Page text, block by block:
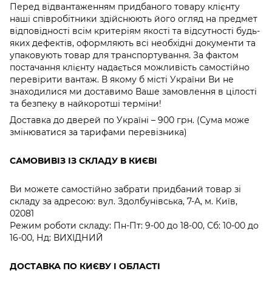
Перед відвантаженням придбаного товару клієнту
наші співробітники здійснюють його огляд на предмет
відповідності всім критеріям якості та відсутності будь-
яких дефектів, оформляють всі необхідні документи та
упаковують товар для транспортування. За фактом
постачання клієнту надається можливість самостійно
перевірити вантаж. В якому б місті України Ви не
знаходилися ми доставимо Ваше замовлення в цілості
та безпеку в найкоротші терміни!
Доставка до дверей по Україні – 900 грн. (Сума може
змінюватися за тарифами перевізника)
САМОВИВІЗ ІЗ СКЛАДУ В КИЄВІ
Ви можете самостійно забрати придбаний товар зі
складу за адресою: вул. Здолбунівська, 7-А, м. Київ,
02081
Режим роботи складу: Пн-Пт: 9-00 до 18-00, Сб: 10-00 до
16-00, Нд: ВИХІДНИЙ
ДОСТАВКА ПО КИЄВУ І ОБЛАСТІ